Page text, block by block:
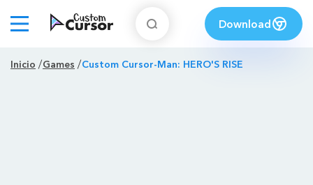
Download
Inicio Games Custom Cursor-Man: HERO'S RISE